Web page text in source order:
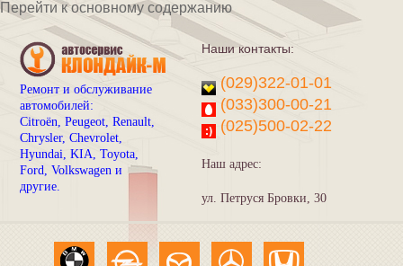
Перейти к основному содержанию
Ремонт и обслуживание
автомобилей:
Citroën, Peugeot, Renault,
Chrysler, Chevrolet,
Hyundai, KIA, Toyota,
Ford, Volkswagen и
другие.
Наши контакты:
(029)322-01-01
(033)300-00-21
(025)500-02-22
Наш адрес:
ул. Петруся Бровки, 30